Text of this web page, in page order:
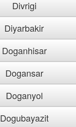
Divrigi
Diyarbakir
Doganhisar
Dogansar
Doganyol
Dogubayazit